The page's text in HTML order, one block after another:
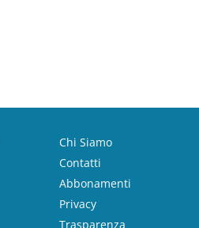
Chi Siamo
Contatti
Abbonamenti
Privacy
Trasparenza